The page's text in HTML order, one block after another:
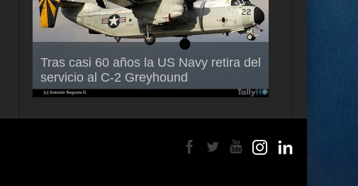
Tras casi 60 años la US Navy retira del
servicio al C-2 Greyhound
Air France-KLM anuncia a Guilhem
Mallet como nuevo Director General
para América Latina